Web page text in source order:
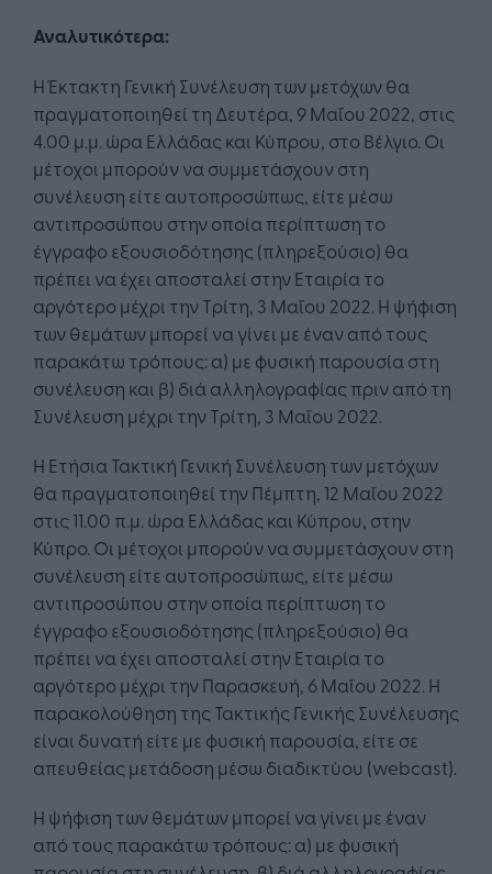
Αναλυτικότερα:
Η Έκτακτη Γενική Συνέλευση των μετόχων θα
πραγματοποιηθεί τη Δευτέρα, 9 Μαΐου 2022, στις
4.00 μ.μ. ώρα Ελλάδας και Κύπρου, στο Βέλγιο. Οι
μέτοχοι μπορούν να συμμετάσχουν στη
συνέλευση είτε αυτοπροσώπως, είτε μέσω
αντιπροσώπου στην οποία περίπτωση το
έγγραφο εξουσιοδότησης (πληρεξούσιο) θα
πρέπει να έχει αποσταλεί στην Εταιρία το
αργότερο μέχρι την Τρίτη, 3 Μαΐου 2022. Η ψήφιση
των θεμάτων μπορεί να γίνει με έναν από τους
παρακάτω τρόπους: α) με φυσική παρουσία στη
συνέλευση και β) διά αλληλογραφίας πριν από τη
Συνέλευση μέχρι την Τρίτη, 3 Μαΐου 2022.
Η Ετήσια Τακτική Γενική Συνέλευση των μετόχων
θα πραγματοποιηθεί την Πέμπτη, 12 Μαΐου 2022
στις 11.00 π.μ. ώρα Ελλάδας και Κύπρου, στην
Κύπρο. Οι μέτοχοι μπορούν να συμμετάσχουν στη
συνέλευση είτε αυτοπροσώπως, είτε μέσω
αντιπροσώπου στην οποία περίπτωση το
έγγραφο εξουσιοδότησης (πληρεξούσιο) θα
πρέπει να έχει αποσταλεί στην Εταιρία το
αργότερο μέχρι την Παρασκευή, 6 Μαΐου 2022. Η
παρακολούθηση της Τακτικής Γενικής Συνέλευσης
είναι δυνατή είτε με φυσική παρουσία, είτε σε
απευθείας μετάδοση μέσω διαδικτύου (webcast).
Η ψήφιση των θεμάτων μπορεί να γίνει με έναν
από τους παρακάτω τρόπους: α) με φυσική